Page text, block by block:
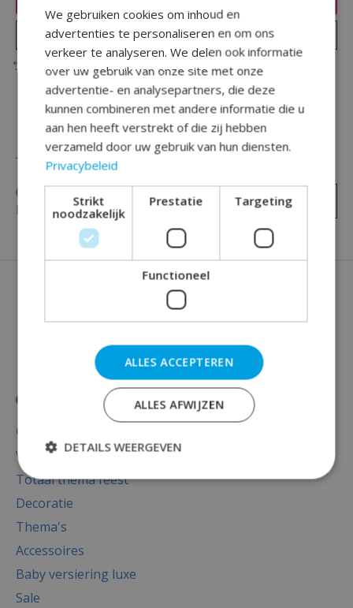
Plaats bestelling
Toevoegen om te vergelijken
Reviews (0)
0 sterren op basis van0
beoordelingen
Je beoordeling toevoegen
Categorieën
Versiering
Totaal thema feest
Decoratie
Thema's
Accessoires
Baby versiering luxe
Sale
We gebruiken cookies om inhoud en
advertenties te personaliseren en om ons
verkeer te analyseren. We delen ook informatie
over uw gebruik van onze site met onze
advertentie- en analysepartners, die deze
kunnen combineren met andere informatie die u
aan hen heeft verstrekt of die zij hebben
verzameld door uw gebruik van hun diensten.
Privacybeleid
Strikt
noodzakelijk
Prestatie Targeting
Functioneel
ALLES ACCEPTEREN
ALLES AFWIJZEN
DETAILS WEERGEVEN